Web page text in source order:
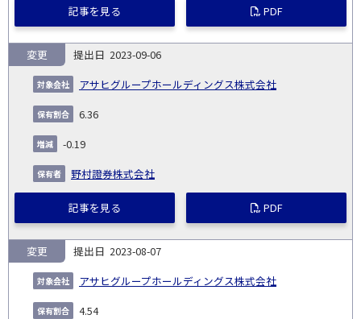
記事を見る PDF
2023-09-06
アサヒグループホールディングス株式会社
変更
6.36
-0.19
野村證券株式会社
記事を見る PDF
2023-08-07
アサヒグループホールディングス株式会社
変更
4.54